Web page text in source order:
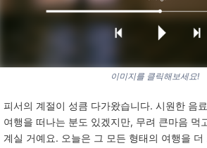
이미지를 클릭해보세요!
피서의 계절이 성큼 다가왔습니다. 시원한 음
여행을 떠나는 분도 있겠지만, 무려 큰마음 먹
계실 거예요. 오늘은 그 모든 형태의 여행을 더